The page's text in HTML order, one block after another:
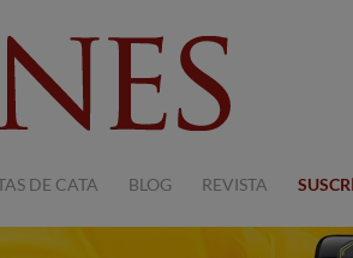
DE CATA BLOG REVISTA